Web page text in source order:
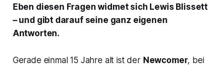
Eben diesen Fragen widmet sich Lewis Blissett
– und gibt darauf seine ganz eigenen
Antworten.
Gerade einmal 15 Jahre alt ist der Newcomer, bei